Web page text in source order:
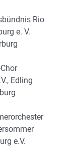
Rio
e. V.
Edling
e.V.